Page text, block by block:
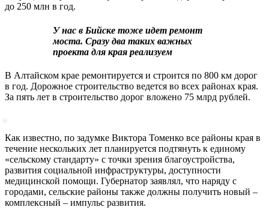
до 250 млн в год.
У нас в Бийске тоже идет ремонт
моста. Сразу два таких важных
проекта для края реализуем
В Алтайском крае ремонтируется и строится по 800 км дорог
в год. Дорожное строительство ведется во всех районах края.
За пять лет в строительство дорог вложено 75 млрд рублей.
Как известно, по задумке Виктора Томенко все районы края в
течение нескольких лет планируется подтянуть к единому
«сельскому стандарту» с точки зрения благоустройства,
развития социальной инфраструктуры, доступности
медицинской помощи. Губернатор заявлял, что наряду с
городами, сельские районы также должны получить новый –
комплексный – импульс развития.